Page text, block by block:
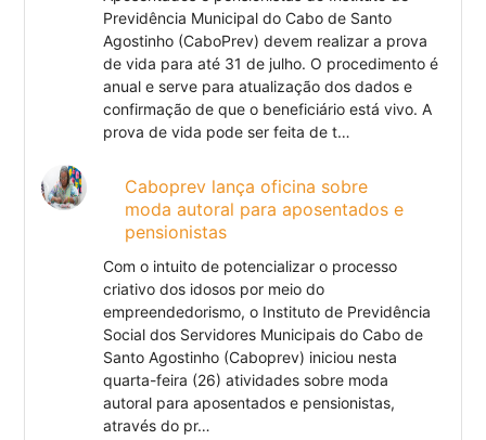
Previdência Municipal do Cabo de Santo
Agostinho (CaboPrev) devem realizar a prova
de vida para até 31 de julho. O procedimento é
anual e serve para atualização dos dados e
confirmação de que o beneficiário está vivo. A
prova de vida pode ser feita de t…
Caboprev lança oficina sobre
moda autoral para aposentados e
pensionistas
Com o intuito de potencializar o processo
criativo dos idosos por meio do
empreendedorismo, o Instituto de Previdência
Social dos Servidores Municipais do Cabo de
Santo Agostinho (Caboprev) iniciou nesta
quarta-feira (26) atividades sobre moda
autoral para aposentados e pensionistas,
através do pr…